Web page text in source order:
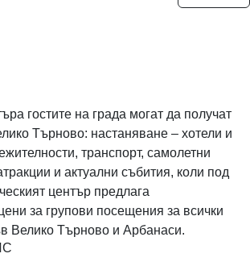
гостите на града могат да получат
Търново: настаняване – хотели и
транспорт, самолетни
и актуални събития, коли под
център предлага
за групови посещения за всички
Велико Търново и Арбанаси.